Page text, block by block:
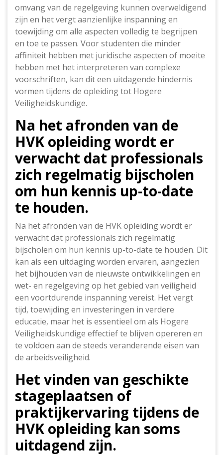
omvang van de regelgeving kunnen overweldigend
zijn en het vergt aanzienlijke inspanning en
toewijding om alle aspecten volledig te begrijpen
en toe te passen. Voor studenten die minder
affiniteit hebben met juridische aspecten of moeite
hebben met het interpreteren van complexe
voorschriften, kan dit een uitdagende hindernis
vormen tijdens de opleiding tot Hogere
Veiligheidskundige.
Na het afronden van de
HVK opleiding wordt er
verwacht dat professionals
zich regelmatig bijscholen
om hun kennis up-to-date
te houden.
Na het afronden van de HVK opleiding wordt er
verwacht dat professionals zich regelmatig
bijscholen om hun kennis up-to-date te houden. Dit
kan als een uitdaging worden ervaren, aangezien
het bijhouden van de nieuwste ontwikkelingen en
wet- en regelgeving op het gebied van veiligheid
een voortdurende inspanning vereist. Het vergt
tijd, toewijding en investeringen in verdere
educatie, maar het is essentieel om als Hogere
Veiligheidskundige effectief te blijven opereren en
te voldoen aan de steeds veranderende eisen van
de arbeidsveiligheid.
Het vinden van geschikte
stageplaatsen of
praktijkervaring tijdens de
HVK opleiding kan soms
uitdagend zijn.